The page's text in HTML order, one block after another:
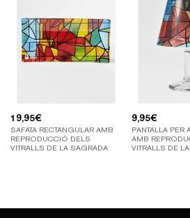
19,95€
SAFATA RECTANGULAR AMB
REPRODUCCIÓ DELS
VITRALLS DE LA SAGRADA
9,95€
PANTALLA PER
AMB
VITRALLS DE